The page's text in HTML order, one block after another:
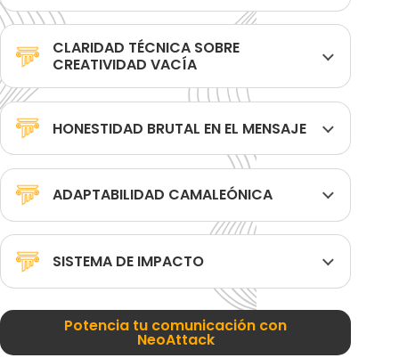
CLARIDAD TÉCNICA SOBRE
CREATIVIDAD VACÍA
HONESTIDAD BRUTAL EN EL MENSAJE
ADAPTABILIDAD CAMALEÓNICA
SISTEMA DE IMPACTO
Potencia tu comunicación con
NeoAttack